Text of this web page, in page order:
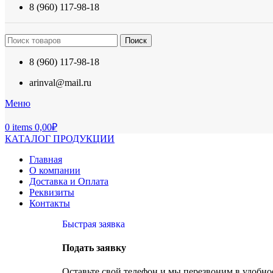
8 (960) 117-98-18
Поиск
8 (960) 117-98-18
arinval@mail.ru
Меню
0 items 0,00₽
КАТАЛОГ ПРОДУКЦИИ
Главная
О компании
Доставка и Оплата
Реквизиты
Контакты
Быстрая заявка
Подать заявку